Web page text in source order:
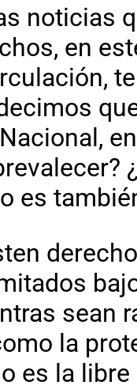
noticias
en
es
sean
la
es la